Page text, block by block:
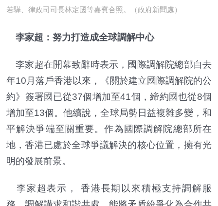
若驊、律政司司長林定國等嘉賓合照。（政府新聞處）
李家超：努力打造成全球調解中心
李家超在開幕致辭時表示，國際調解院總部自去
年10月落戶香港以來，《關於建立國際調解院的公
約》簽署國已從37個增加至41個，締約國也從8個
增加至13個。他續說，全球局勢日益複雜多變，和
平解決爭端至關重要。作為國際調解院總部所在
地，香港已處於全球爭議解決的核心位置，擁有光
明的發展前景。
李家超表示， 香港長期以來積極支持調解服